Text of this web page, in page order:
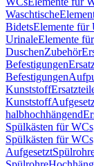
Waschtische
BidetsElemente für
UrinaleElemente
DuschenZubehör
Befestigungen
Befestigungen
Kunststoff
Kunststoff
halbhochhängend
Spülkästen für
Spülkästen für
Aufgesetzt